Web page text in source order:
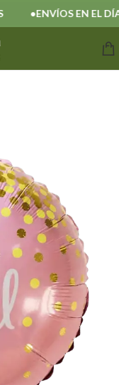
ENVÍOS EN EL DÍA